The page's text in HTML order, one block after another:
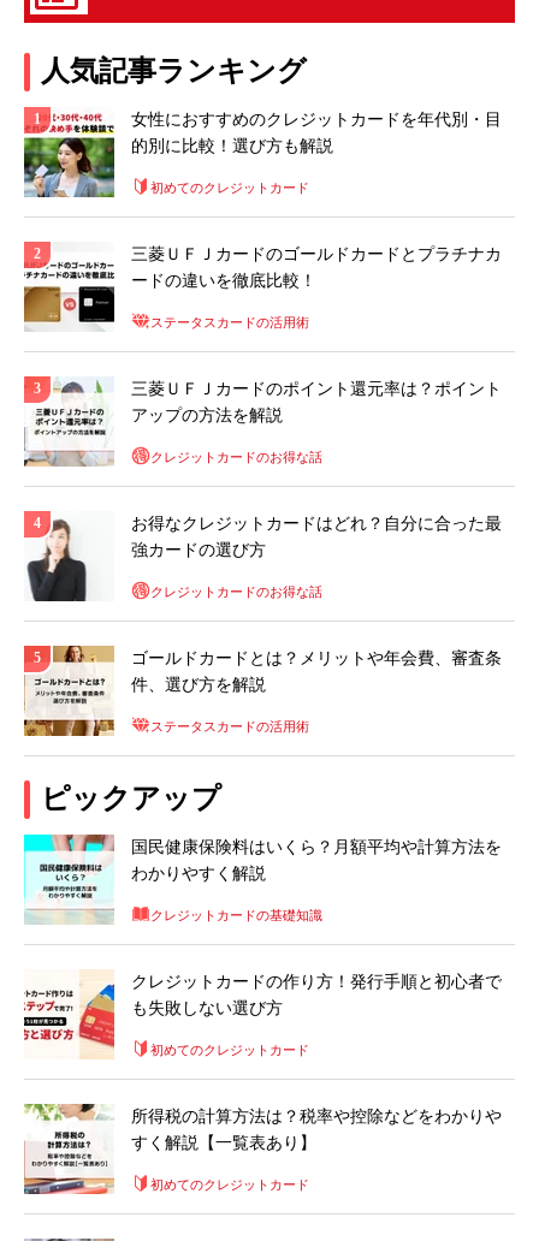
人気記事ランキング
女性におすすめのクレジットカードを年代別・目
的別に比較！選び方も解説
初めてのクレジットカード
三菱ＵＦＪカードのゴールドカードとプラチナカ
ードの違いを徹底比較！
ステータスカードの活用術
三菱ＵＦＪカードのポイント還元率は？ポイント
アップの方法を解説
クレジットカードのお得な話
お得なクレジットカードはどれ？自分に合った最
強カードの選び方
クレジットカードのお得な話
ゴールドカードとは？メリットや年会費、審査条
件、選び方を解説
ステータスカードの活用術
ピックアップ
国民健康保険料はいくら？月額平均や計算方法を
わかりやすく解説
クレジットカードの基礎知識
クレジットカードの作り方！発行手順と初心者で
も失敗しない選び方
初めてのクレジットカード
所得税の計算方法は？税率や控除などをわかりや
すく解説【一覧表あり】
初めてのクレジットカード